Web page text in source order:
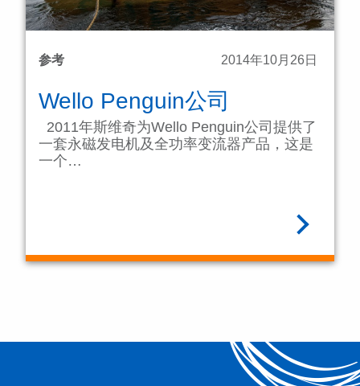
参考 2014年10月26日
Wello Penguin公司
2011年斯维奇为Wello Penguin公司提供了
一套永磁发电机及全功率变流器产品，这是
一个…